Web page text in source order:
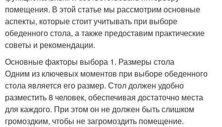
помещения. В этой статье мы рассмотрим основные
аспекты, которые стоит учитывать при выборе
обеденного стола, а также предоставим практические
советы и рекомендации.
Основные факторы выбора 1. Размеры стола
Одним из ключевых моментов при выборе обеденного
стола является его размер. Стол должен удобно
разместить 8 человек, обеспечивая достаточно места
для каждого. При этом он не должен быть слишком
громоздким, чтобы не загромоздить помещение.